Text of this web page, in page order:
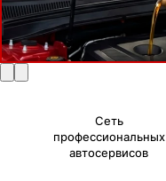
Сеть
профессиональных
автосервисов